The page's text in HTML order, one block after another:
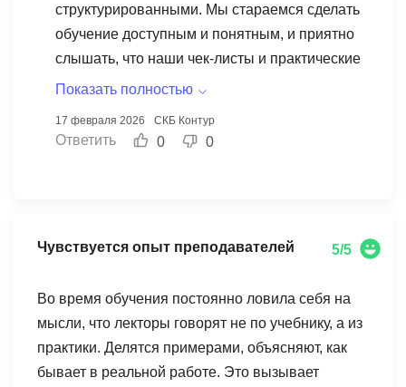
структурированными. Мы стараемся сделать
обучение доступным и понятным, и приятно
слышать, что наши чек-листы и практические
кейсы помогли вам почувствовать себя
продолжать работать над улучшением наших
Показать полностью
17 февраля 2026 СКБ Контур
Ответить 0 0
Чувствуется опыт преподавателей 5/5
Во время обучения постоянно ловила себя на
мысли, что лекторы говорят не по учебнику, а из
практики. Делятся примерами, объясняют, как
бывает в реальной работе. Это вызывает